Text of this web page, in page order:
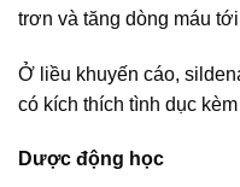
trơn và tăng dòng máu
Ở liều khuyến cáo,
có kích thích tình dục kèm
Dược động học